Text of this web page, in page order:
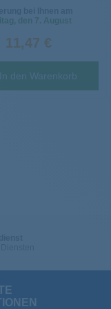
, den 7. August
11,47 €
In den Warenkorb